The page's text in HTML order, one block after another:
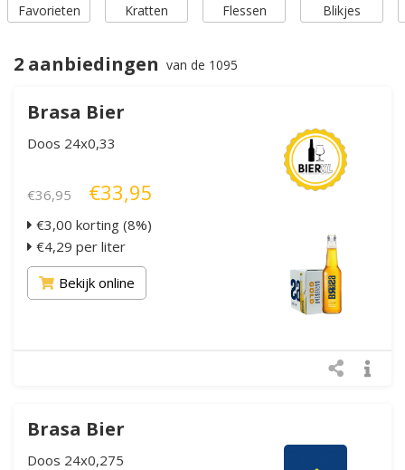
Favorieten Kratten Flessen Blikjes
2 aanbiedingen van de 1095
Brasa Bier
Doos 24x0,33
€36,95 €33,95
€3,00 korting (8%)
€4,29 per liter
Bekijk online
Brasa Bier
Doos 24x0,275